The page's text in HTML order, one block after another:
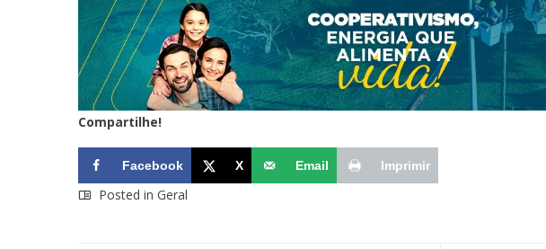
Compartilhe!
Facebook X Email Imprimir
Posted in Geral